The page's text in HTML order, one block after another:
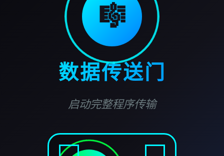
🎼
数据传送门
启动完整程序传输